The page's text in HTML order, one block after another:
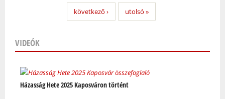
következő › utolsó »
VIDEÓK
Házasság Hete 2025 Kaposváron történt
Oldalak